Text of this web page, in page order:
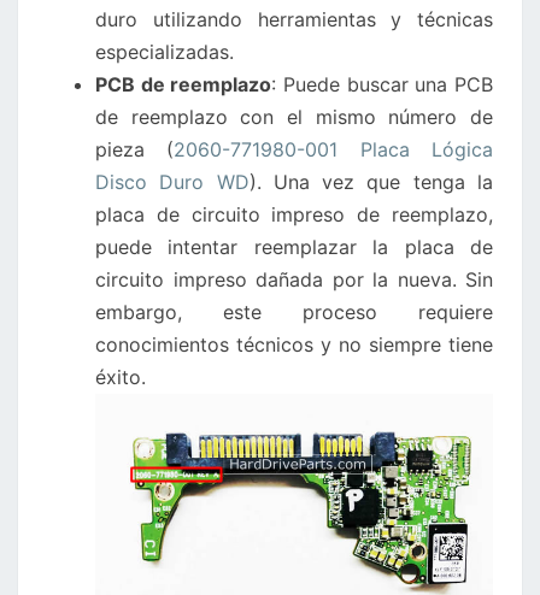
duro utilizando herramientas y técnicas
especializadas.
PCB de reemplazo: Puede buscar una PCB
de reemplazo con el mismo número de
pieza (2060-771980-001 Placa Lógica
Disco Duro WD). Una vez que tenga la
placa de circuito impreso de reemplazo,
puede intentar reemplazar la placa de
circuito impreso dañada por la nueva. Sin
embargo, este proceso requiere
conocimientos técnicos y no siempre tiene
éxito.